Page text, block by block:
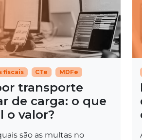
fiscais CTe MDFe
transporte
de carga​: o que
o valor?
são as multas no